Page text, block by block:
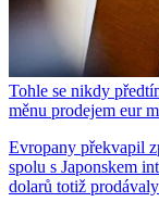
Tohle se nikdy
měnu prodejem eur
Evropany překvapil
spolu s Japonskem
dolarů totiž